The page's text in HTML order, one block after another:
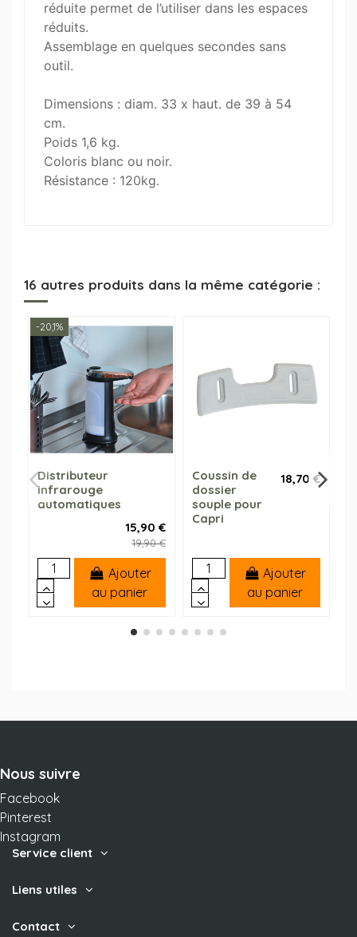
réduite permet de l’utiliser dans les espaces
réduits.
Assemblage en quelques secondes sans
outil.
Dimensions : diam. 33 x haut. de 39 à 54
cm.
Poids 1,6 kg.
Coloris blanc ou noir.
Résistance : 120kg.
16 autres produits dans la même catégorie :
-20,1%
Distributeur
infrarouge
automatiques
15,90 €
19,90 €
Ajouter
au panier
Coussin de
dossier
souple pour
Capri
18,70 €
Ajouter
au panier
Nous suivre
Facebook
Pinterest
Instagram
Service client
Liens utiles
Contact